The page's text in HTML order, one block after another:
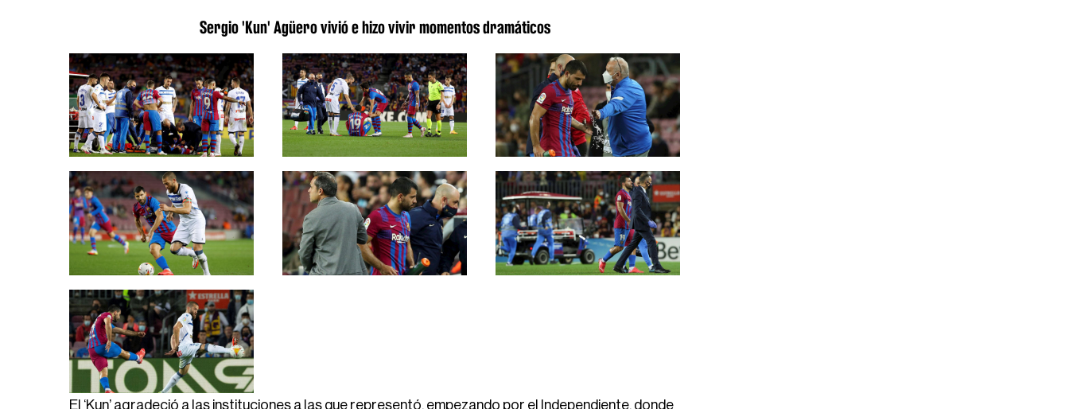
Sergio 'Kun' Agüero vivió e hizo vivir momentos dramáticos
El ‘Kun’ agradeció a las instituciones a las que representó, empezando por el Independiente, donde